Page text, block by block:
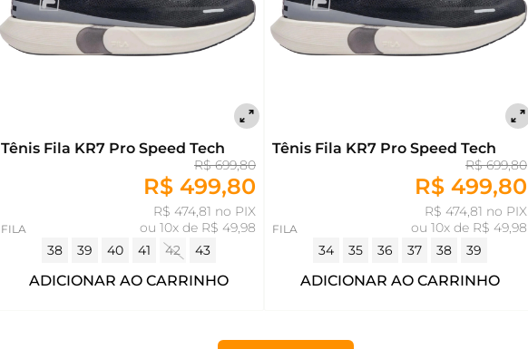
Tênis Fila KR7 Pro Speed Tech
R$ 699,80
R$ 499,80
R$ 474,81 no PIX
ou 10x de R$ 49,98
FILA
38 39 40 41 42 43
ADICIONAR AO CARRINHO
Tênis Fila KR7 Pro Speed Tech
R$ 699,80
R$ 499,80
R$ 474,81 no PIX
ou 10x de R$ 49,98
FILA
34 35 36 37 38 39
ADICIONAR AO CARRINHO